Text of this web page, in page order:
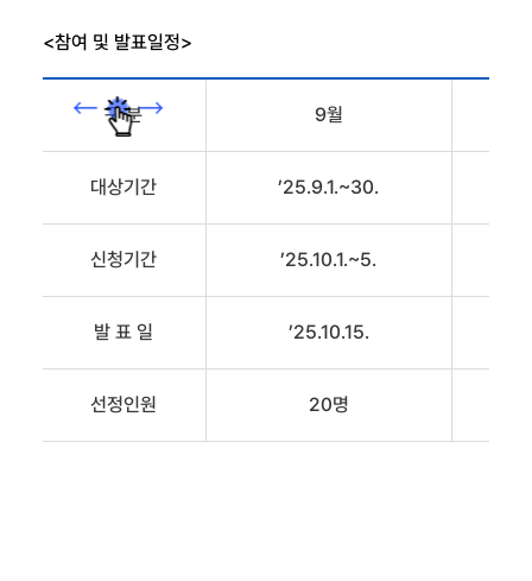
<참여 및 발표일정>
구 분 9월
대상기간 ’25.9.1.~30.
신청기간 ’25.10.1.~5.
발 표 일 ’25.10.15.
선정인원 20명